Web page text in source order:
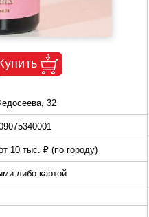
32
10 тыс. ₽ (по городу)
либо картой